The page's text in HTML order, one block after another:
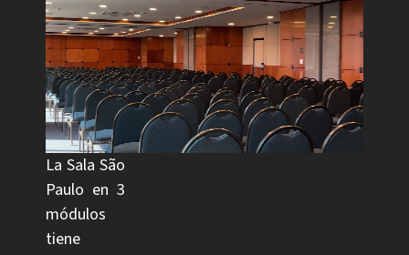
La Sala São
Paulo en 3
módulos
tiene